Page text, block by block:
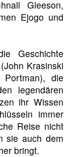
Gleeson,
Ejogo und
Geschichte
Krasinski
Portman), die
legendären
ihr Wissen
immer
Reise nicht
sie auch dem
bringt.